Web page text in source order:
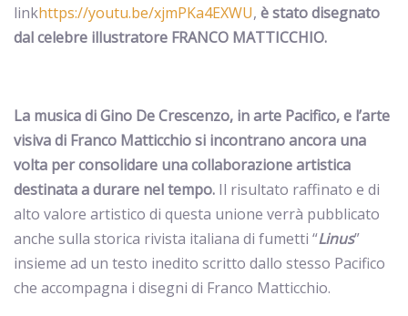
linkhttps://youtu.be/xjmPKa4EXWU, è stato disegnato
dal celebre illustratore FRANCO MATTICCHIO.
La musica di Gino De Crescenzo, in arte Pacifico, e l’arte
visiva di Franco Matticchio si incontrano ancora una
volta per consolidare una collaborazione artistica
destinata a durare nel tempo. Il risultato raffinato e di
alto valore artistico di questa unione verrà pubblicato
anche sulla storica rivista italiana di fumetti “Linus”
insieme ad un testo inedito scritto dallo stesso Pacifico
che accompagna i disegni di Franco Matticchio.